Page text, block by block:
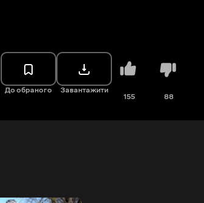
До обраного Завантажити
155 88